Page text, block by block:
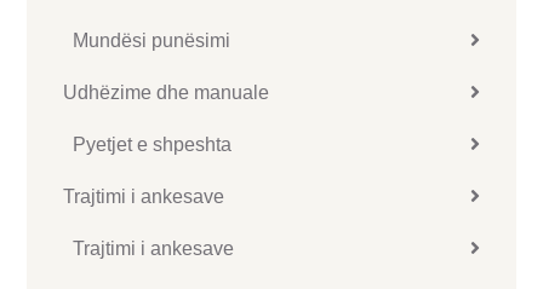
Mundësi punësimi
Udhëzime dhe manuale
Pyetjet e shpeshta
Trajtimi i ankesave
Trajtimi i ankesave